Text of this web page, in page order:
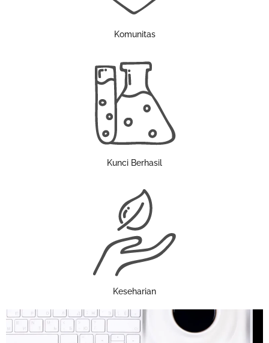
Komunitas
Kunci Berhasil
Keseharian